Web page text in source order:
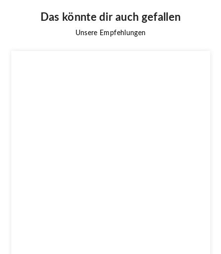
Das könnte dir auch gefallen
Unsere Empfehlungen